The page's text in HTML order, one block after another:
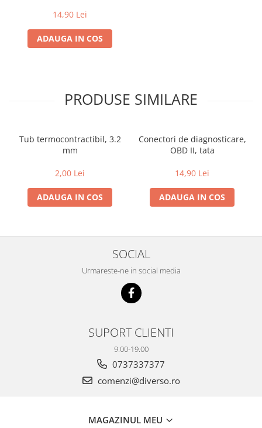
14,90 Lei
ADAUGA IN COS
PRODUSE SIMILARE
Tub termocontractibil, 3.2
mm
2,00 Lei
ADAUGA IN COS
Conectori de diagnosticare,
OBD II, tata
14,90 Lei
ADAUGA IN COS
SOCIAL
Urmareste-ne in social media
SUPORT CLIENTI
9.00-19.00
0737337377
comenzi@diverso.ro
MAGAZINUL MEU